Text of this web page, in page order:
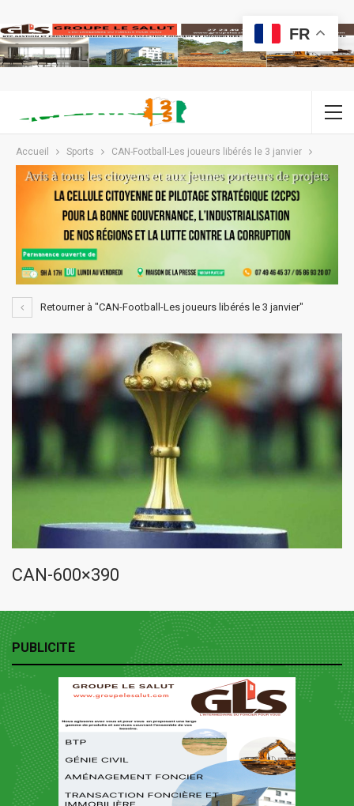
Accueil Sports CAN-Football-Les joueurs libérés le 3 janvier
Retourner à "CAN-Football-Les joueurs libérés le 3 janvier"
CAN-600×390
PUBLICITE
FR